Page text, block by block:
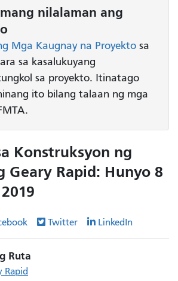
nilalaman ang
Mga Kaugnay na Proyekto sa
sa kasalukuyang
sa proyekto. Itinatago
ito bilang talaan ng mga
Konstruksyon ng
Geary Rapid: Hunyo 8
Twitter LinkedIn
Ruta
Rapid